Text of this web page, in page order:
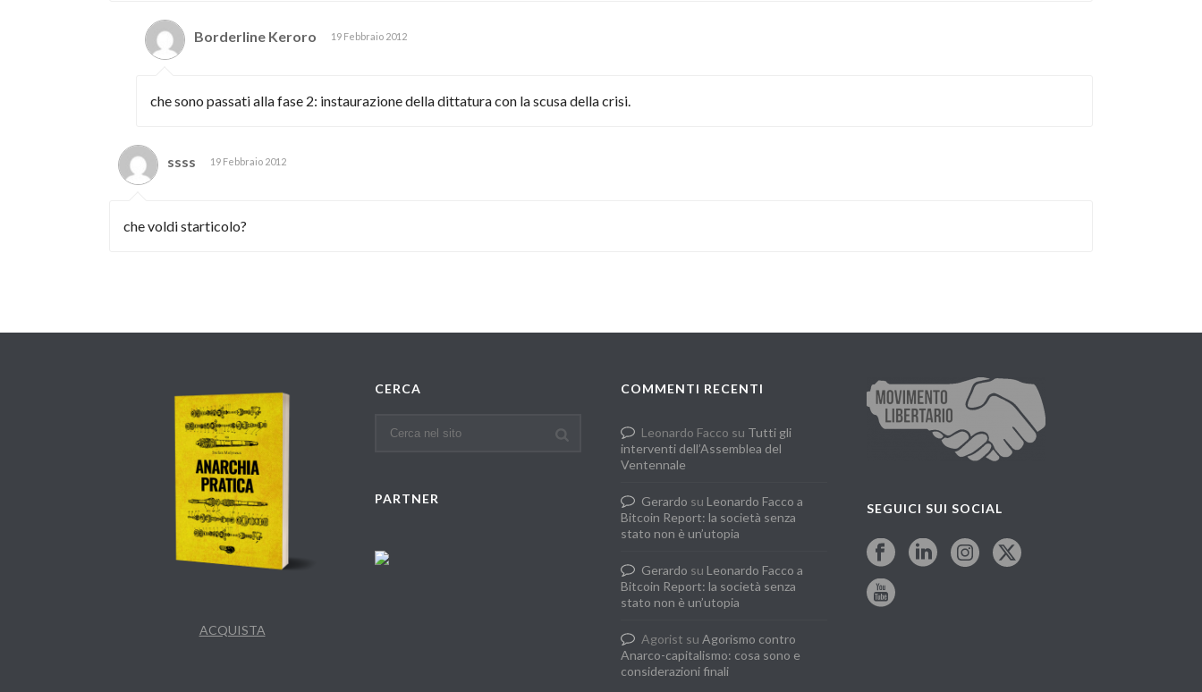
Borderline Keroro 19 Febbraio 2012
che sono passati alla fase 2: instaurazione della dittatura con la scusa della crisi.
ssss 19 Febbraio 2012
che voldi starticolo?
ACQUISTA
CERCA
PARTNER
COMMENTI RECENTI
Leonardo Facco su Tutti gli
interventi dell’Assemblea del
Ventennale
Gerardo su Leonardo Facco a
Bitcoin Report: la società senza
stato non è un’utopia
Gerardo su Leonardo Facco a
Bitcoin Report: la società senza
stato non è un’utopia
Agorist su Agorismo contro
Anarco-capitalismo: cosa sono e
considerazioni finali
SEGUICI SUI SOCIAL